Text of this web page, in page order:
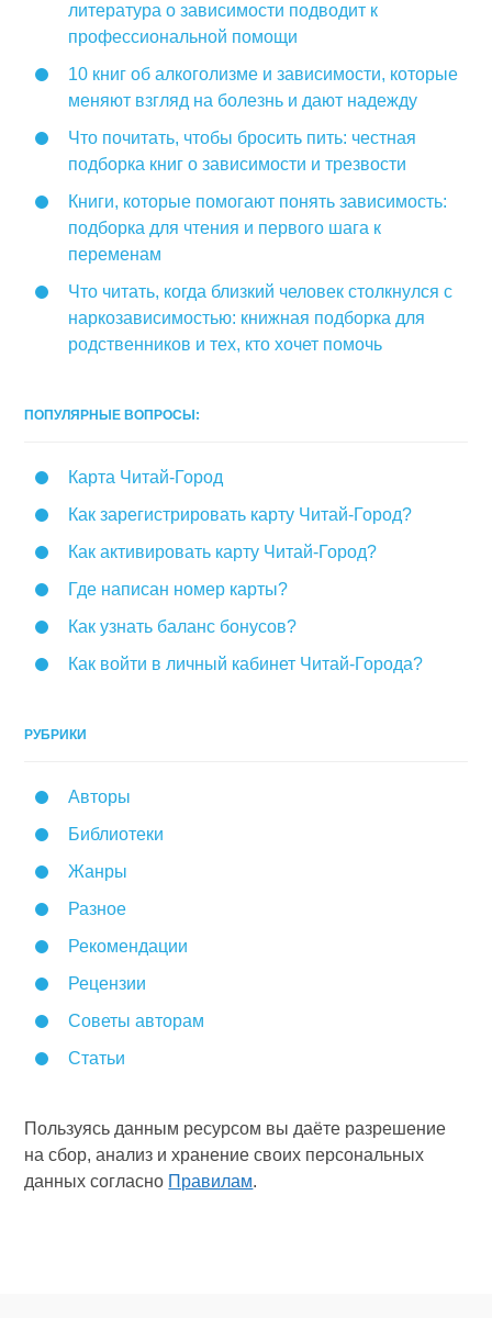
литература о зависимости подводит к
профессиональной помощи
10 книг об алкоголизме и зависимости, которые
меняют взгляд на болезнь и дают надежду
Что почитать, чтобы бросить пить: честная
подборка книг о зависимости и трезвости
Книги, которые помогают понять зависимость:
подборка для чтения и первого шага к
переменам
Что читать, когда близкий человек столкнулся с
наркозависимостью: книжная подборка для
родственников и тех, кто хочет помочь
ПОПУЛЯРНЫЕ ВОПРОСЫ:
Карта Читай-Город
Как зарегистрировать карту Читай-Город?
Как активировать карту Читай-Город?
Где написан номер карты?
Как узнать баланс бонусов?
Как войти в личный кабинет Читай-Города?
РУБРИКИ
Авторы
Библиотеки
Жанры
Разное
Рекомендации
Рецензии
Советы авторам
Статьи
Пользуясь данным ресурсом вы даёте разрешение
на сбор, анализ и хранение своих персональных
данных согласно Правилам.